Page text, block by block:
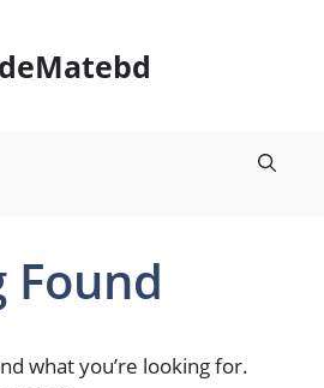
what you’re looking for.